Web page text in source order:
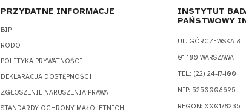
PRZYDATNE INFORMACJE
BIP
RODO
POLITYKA PRYWATNOŚCI
DEKLARACJA DOSTĘPNOŚCI
ZGŁOSZENIE NARUSZENIA PRAWA
STANDARDY OCHRONY MAŁOLETNICH
INSTYTUT
PAŃSTWOWY
UL. GÓRCZEWSKA 8
01-180 WARSZAWA
TEL.: (22) 24-17-100
NIP: 5250008695
REGON: 000178235